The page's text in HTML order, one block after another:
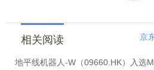
相关阅读 京
地平线机器人-W（09660.HK）入选